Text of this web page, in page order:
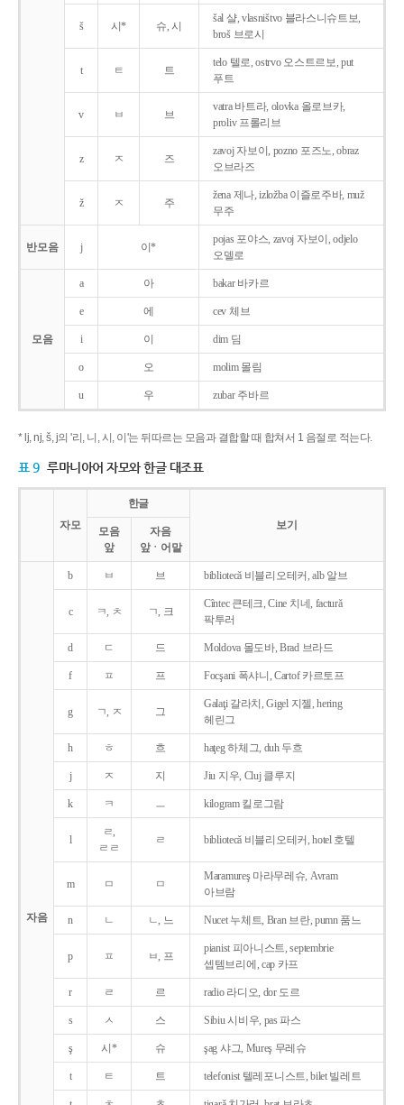
š 시* 슈, 시
šal 샬, vlasništvo 블라스니슈트보,
broš 브로시
t ㅌ 트
telo 텔로, ostrvo 오스트르보, put
푸트
v ㅂ 브
vatra 바트라, olovka 올로브카,
proliv 프롤리브
z ㅈ 즈
zavoj 자보이, pozno 포즈노, obraz
오브라즈
ž ㅈ 주
žena 제나, izložba 이즐로주바, muž
무주
반모음 j 이*
pojas 포야스, zavoj 자보이, odjelo
오델로
모음
a 아 bakar 바카르
e 에 cev 체브
i 이 dim 딤
o 오 molim 몰림
u 우 zubar 주바르
* lj, nj, š, j의 '리, 니, 시, 이'는 뒤따르는 모음과 결합할 때 합쳐서 1 음절로 적는다.
표 9 루마니아어 자모와 한글 대조표
자모
한글
보기
모음
앞
자음
앞ㆍ어말
자음
b ㅂ 브 bibliotecǎ 비블리오테커, alb 알브
c ㅋ, ㅊ ㄱ, 크
Cîntec 큰테크, Cine 치네, facturǎ
팍투러
d ㄷ 드 Moldova 몰도바, Brad 브라드
f ㅍ 프 Focşani 폭샤니, Cartof 카르토프
g ㄱ, ㅈ 그
Galaţi 갈라치, Gigel 지젤, hering
헤린그
h ㅎ 흐 haţeg 하체그, duh 두흐
j ㅈ 지 Jiu 지우, Cluj 클루지
k ㅋ ㅡ kilogram 킬로그람
l
ㄹ,
ㄹㄹ
ㄹ bibliotecǎ 비블리오테커, hotel 호텔
m ㅁ ㅁ
Maramureş 마라무레슈, Avram
아브람
n ㄴ ㄴ, 느 Nucet 누체트, Bran 브란, pumn 품느
p ㅍ ㅂ, 프
pianist 피아니스트, septembrie
셉템브리에, cap 카프
r ㄹ 르 radio 라디오, dor 도르
s ㅅ 스 Sibiu 시비우, pas 파스
ş 시* 슈 şag 샤그, Mureş 무레슈
t ㅌ 트 telefonist 텔레포니스트, bilet 빌레트